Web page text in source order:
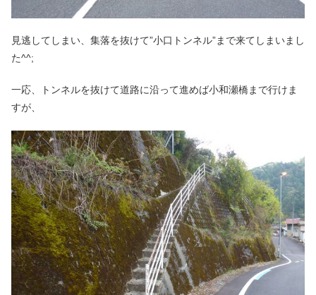
見逃してしまい、集落を抜けて”小口トンネル”まで来てしまいまし
た^^;
一応、トンネルを抜けて道路に沿って進めば小和瀬橋まで行けま
すが、